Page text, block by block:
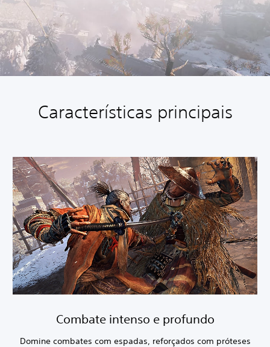
Características principais
Combate intenso e profundo
Domine combates com espadas, reforçados com próteses